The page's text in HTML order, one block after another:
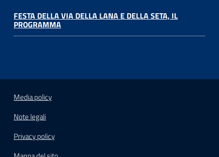
FESTA DELLA VIA DELLA LANA E DELLA SETA, IL
PROGRAMMA
Media policy
Note legali
Privacy policy